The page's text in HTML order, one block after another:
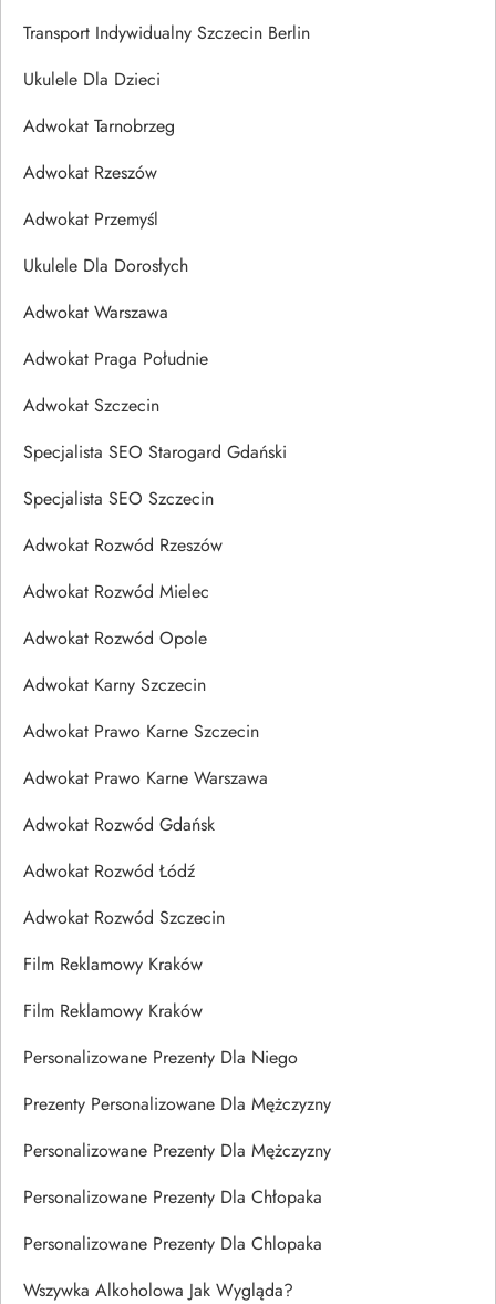
Transport Indywidualny Szczecin Berlin
Ukulele Dla Dzieci
Adwokat Tarnobrzeg
Adwokat Rzeszów
Adwokat Przemyśl
Ukulele Dla Dorosłych
Adwokat Warszawa
Adwokat Praga Południe
Adwokat Szczecin
Specjalista SEO Starogard Gdański
Specjalista SEO Szczecin
Adwokat Rozwód Rzeszów
Adwokat Rozwód Mielec
Adwokat Rozwód Opole
Adwokat Karny Szczecin
Adwokat Prawo Karne Szczecin
Adwokat Prawo Karne Warszawa
Adwokat Rozwód Gdańsk
Adwokat Rozwód Łódź
Adwokat Rozwód Szczecin
Film Reklamowy Kraków
Film Reklamowy Kraków
Personalizowane Prezenty Dla Niego
Prezenty Personalizowane Dla Mężczyzny
Personalizowane Prezenty Dla Mężczyzny
Personalizowane Prezenty Dla Chłopaka
Personalizowane Prezenty Dla Chlopaka
Wszywka Alkoholowa Jak Wygląda?